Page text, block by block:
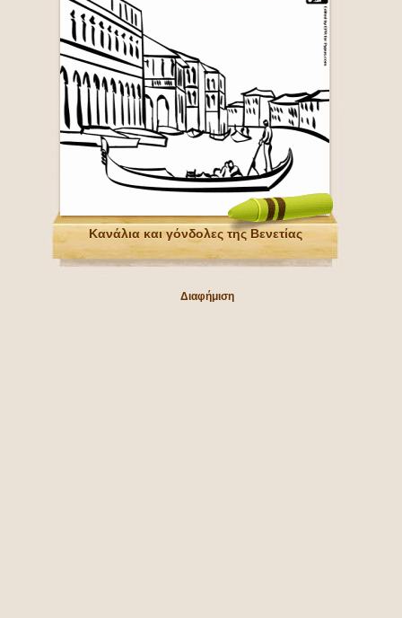
Κανάλια και γόνδολες της Βενετίας
Διαφήμιση